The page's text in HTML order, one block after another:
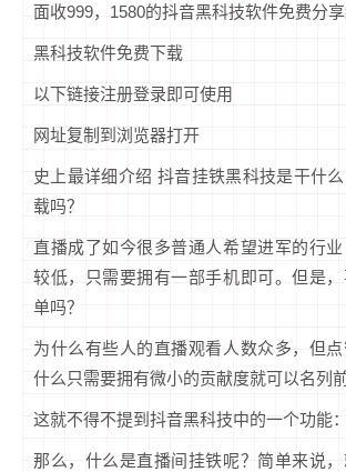
面收999，1580的抖音黑科技软件免费分
黑科技软件免费下载
以下链接注册登录即可使用
网址复制到浏览器打开
史上最详细介绍 抖音挂铁黑科技是干什
载吗？
直播成了如今很多普通人希望进军的行
较低，只需要拥有一部手机即可。但是
单吗？
为什么有些人的直播观看人数众多，但
什么只需要拥有微小的贡献度就可以名列前
这就不得不提到抖音黑科技中的一个功能：
那么，什么是直播间挂铁呢？简单来说